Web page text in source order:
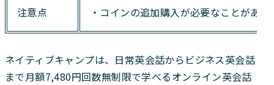
注意点 ・コインの追加購入が必要なことがある
ネイティブキャンプは、日常英会話からビジネス英会話
まで月額7,480円回数無制限で学べるオンライン英会話